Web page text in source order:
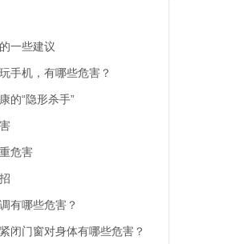
一些建议
手机，有哪些危害？
的“隐形杀手”
危害
有哪些危害？
闭门窗对身体有哪些危害？